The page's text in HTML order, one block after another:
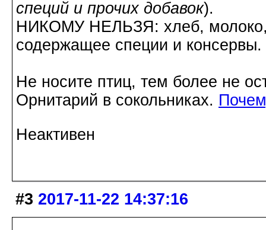
специй и прочих добавок).
НИКОМУ НЕЛЬЗЯ: хлеб, молоко,
содержащее специи и консервы.
Не носите птиц, тем более не
Орнитарий в сокольниках.
Неактивен
#3 2017-11-22 14:37:16